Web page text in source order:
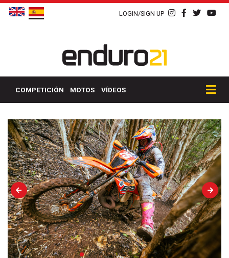
LOGIN/SIGN UP
COMPETICIÓN MOTOS VÍDEOS